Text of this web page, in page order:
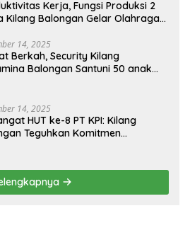
Kerja, Fungsi Produksi 2
Kilang Balongan Gelar Olahraga
14, 2025
Berkah, Security Kilang
Balongan Santuni 50 anak
14, 2025
HUT ke-8 PT KPI: Kilang
Teguhkan Komitmen